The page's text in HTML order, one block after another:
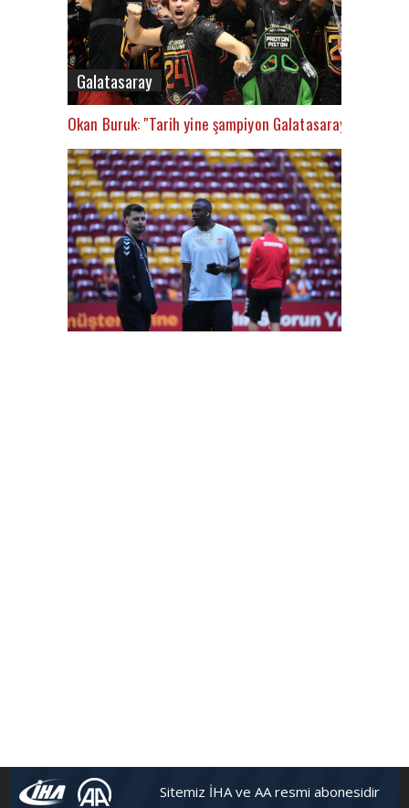
Galatasaray
Okan Buruk: "Tarih yine şampiyon Galatasaray’ı
Sitemiz İHA ve AA resmi abonesidir